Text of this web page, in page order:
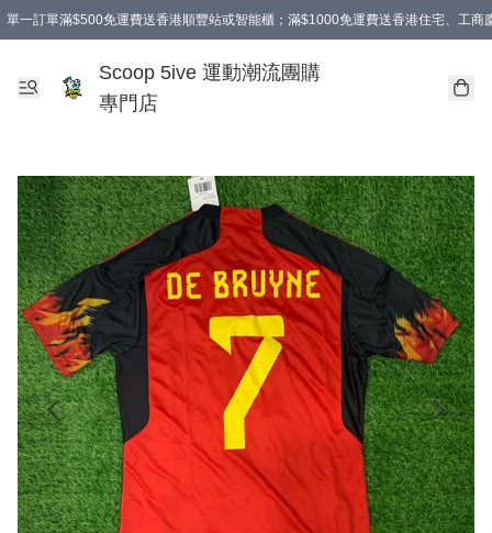
單一訂單滿$500免運費送香港順豐站或智能櫃；滿$1000免運費送香港住宅、工商
Scoop 5ive 運動潮流團購
專門店